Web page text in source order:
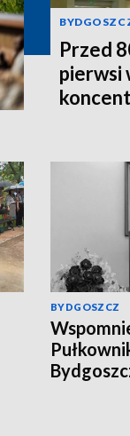
Przed
pierwsi
BYDGOSZCZ